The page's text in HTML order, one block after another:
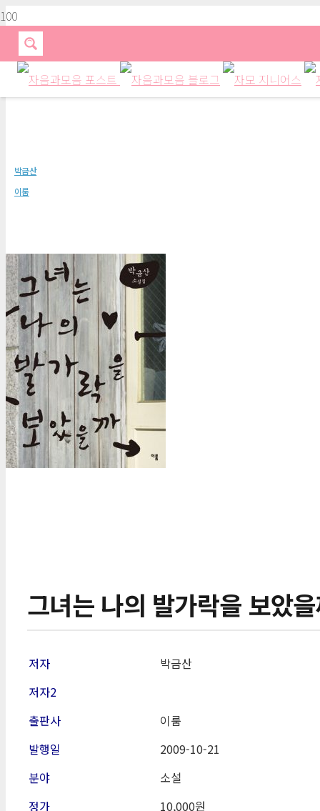
박금산
이룸
그녀는 나의 발가락을 보았
저자
박금산
저자2
출판사
이룸
발행일
2009-10-21
분야
소설
정가
10,000원